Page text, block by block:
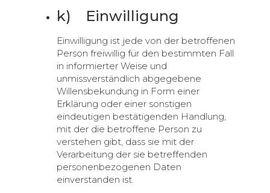
k) Einwilligung
Einwilligung ist jede von der betroffenen
Person freiwillig für den bestimmten Fall
in informierter Weise und
unmissverständlich abgegebene
Willensbekundung in Form einer
Erklärung oder einer sonstigen
eindeutigen bestätigenden Handlung,
mit der die betroffene Person zu
verstehen gibt, dass sie mit der
Verarbeitung der sie betreffenden
personenbezogenen Daten
einverstanden ist.